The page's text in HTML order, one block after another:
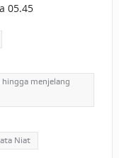
05.45
menjelang
Niat